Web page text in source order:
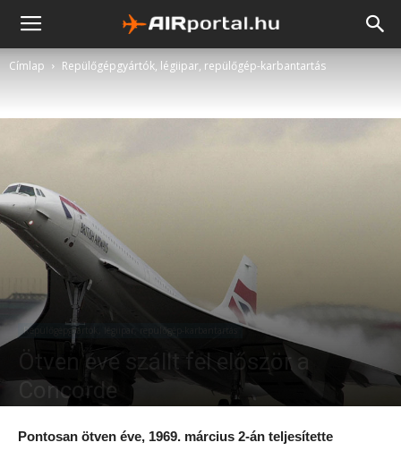
Címlap Repülőgépgyártók, légiipar, repülőgép-karbantartás
Repülőgépgyártók, légiipar, repülőgép-karbantartás
Ötven éve szállt fel először a
Concorde
Pontosan ötven éve, 1969. március 2-án teljesítette